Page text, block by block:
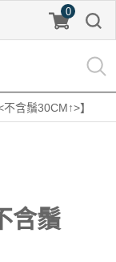
0
含鬚30CM↑>】
含鬚